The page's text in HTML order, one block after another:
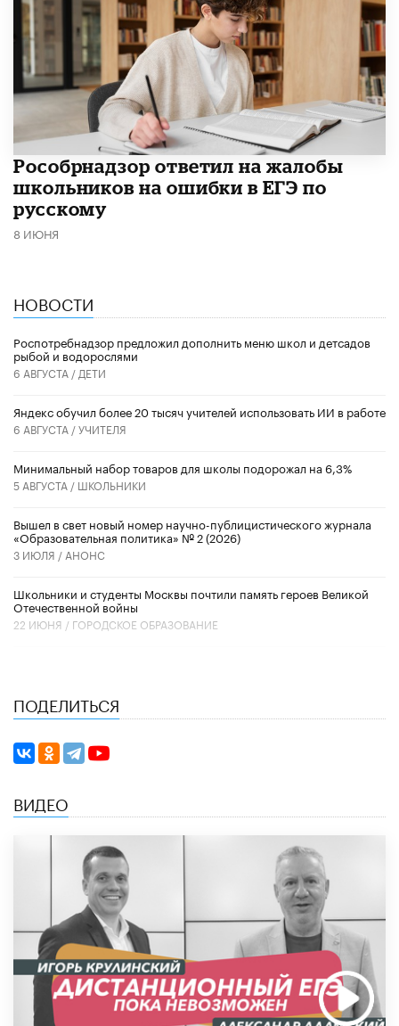
Рособрнадзор ответил на жалобы
школьников на ошибки в ЕГЭ по
русскому
8 ИЮНЯ
НОВОСТИ
Роспотребнадзор предложил дополнить меню школ и детсадов
рыбой и водорослями
6 АВГУСТА / ДЕТИ
​Яндекс обучил более 20 тысяч учителей использовать ИИ в работе
6 АВГУСТА /УЧИТЕЛЯ
Минимальный набор товаров для школы подорожал на 6,3%
5 АВГУСТА / ШКОЛЬНИКИ
Вышел в свет новый номер научно-публицистического журнала
«Образовательная политика» № 2 (2026)
3 ИЮЛЯ / АНОНС
Школьники и студенты Москвы почтили память героев Великой
Отечественной войны
22 ИЮНЯ / ГОРОДСКОЕ ОБРАЗОВАНИЕ
ПОДЕЛИТЬСЯ
ВИДЕО